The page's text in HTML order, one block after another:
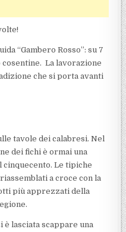
“Gambero Rosso”: su 7
cosentine. La lavorazione
che si porta avanti
tavole dei calabresi. Nel
dei fichi è ormai una
Le tipiche
a croce con la
più apprezzati della
è lasciata scappare una